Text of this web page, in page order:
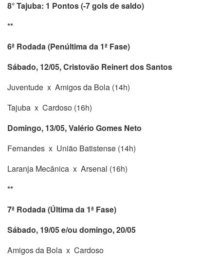
8° Tajuba: 1 Pontos (-7 gols de saldo)
**
6ª Rodada (Penúltima da 1ª Fase)
Sábado, 12/05, Cristovão Reinert dos Santos
Juventude x Amigos da Bola (14h)
Tajuba x Cardoso (16h)
Domingo, 13/05, Valério Gomes Neto
Fernandes x União Batistense (14h)
Laranja Mecânica x Arsenal (16h)
**
7ª Rodada (Última da 1ª Fase)
Sábado, 19/05 e/ou domingo, 20/05
Amigos da Bola x Cardoso